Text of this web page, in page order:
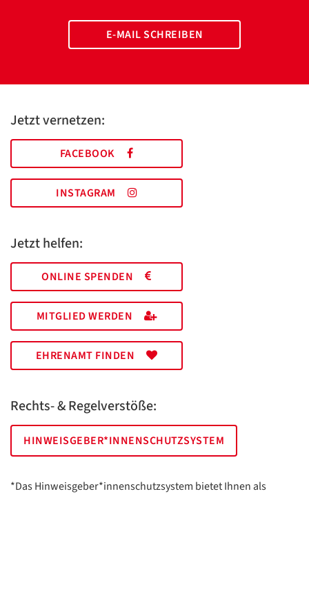
E-MAIL SCHREIBEN
Jetzt vernetzen:
FACEBOOK
INSTAGRAM
Jetzt helfen:
ONLINE SPENDEN
MITGLIED WERDEN
EHRENAMT FINDEN
Rechts- & Regelverstöße:
HINWEISGEBER*INNENSCHUTZSYSTEM
*Das Hinweisgeber*innenschutzsystem bietet Ihnen als